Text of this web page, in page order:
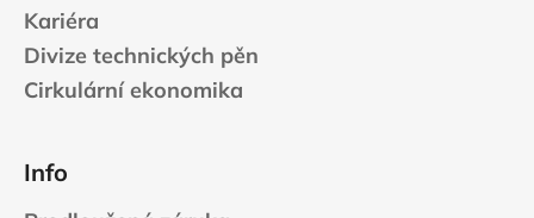
Kariéra
Divize technických pěn
Cirkulární ekonomika
Info